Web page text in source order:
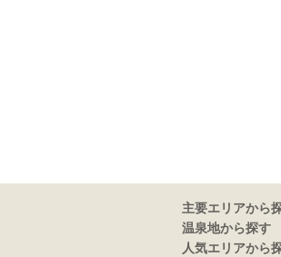
主要エリアから
温泉地から探す
人気エリアから